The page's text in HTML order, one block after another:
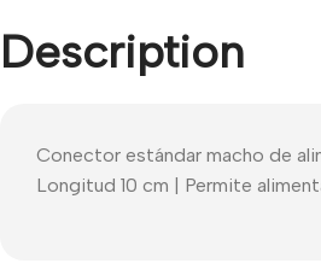
Description
Conector estándar macho de
Longitud 10 cm | Permite